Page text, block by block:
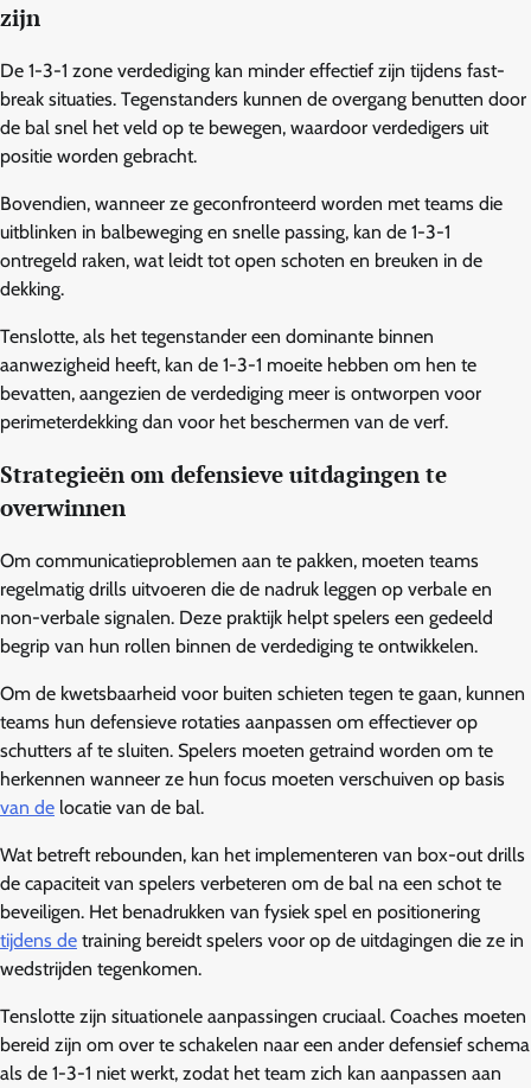
zijn
De 1-3-1 zone verdediging kan minder effectief zijn tijdens fast-
break situaties. Tegenstanders kunnen de overgang benutten door
de bal snel het veld op te bewegen, waardoor verdedigers uit
positie worden gebracht.
Bovendien, wanneer ze geconfronteerd worden met teams die
uitblinken in balbeweging en snelle passing, kan de 1-3-1
ontregeld raken, wat leidt tot open schoten en breuken in de
dekking.
Tenslotte, als het tegenstander een dominante binnen
aanwezigheid heeft, kan de 1-3-1 moeite hebben om hen te
bevatten, aangezien de verdediging meer is ontworpen voor
perimeterdekking dan voor het beschermen van de verf.
Strategieën om defensieve uitdagingen te
overwinnen
Om communicatieproblemen aan te pakken, moeten teams
regelmatig drills uitvoeren die de nadruk leggen op verbale en
non-verbale signalen. Deze praktijk helpt spelers een gedeeld
begrip van hun rollen binnen de verdediging te ontwikkelen.
Om de kwetsbaarheid voor buiten schieten tegen te gaan, kunnen
teams hun defensieve rotaties aanpassen om effectiever op
schutters af te sluiten. Spelers moeten getraind worden om te
herkennen wanneer ze hun focus moeten verschuiven op basis
van de locatie van de bal.
Wat betreft rebounden, kan het implementeren van box-out drills
de capaciteit van spelers verbeteren om de bal na een schot te
beveiligen. Het benadrukken van fysiek spel en positionering
tijdens de training bereidt spelers voor op de uitdagingen die ze in
wedstrijden tegenkomen.
Tenslotte zijn situationele aanpassingen cruciaal. Coaches moeten
bereid zijn om over te schakelen naar een ander defensief schema
als de 1-3-1 niet werkt, zodat het team zich kan aanpassen aan